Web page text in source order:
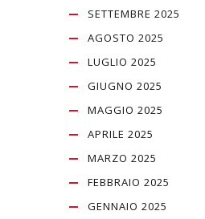
SETTEMBRE 2025
AGOSTO 2025
LUGLIO 2025
GIUGNO 2025
MAGGIO 2025
APRILE 2025
MARZO 2025
FEBBRAIO 2025
GENNAIO 2025